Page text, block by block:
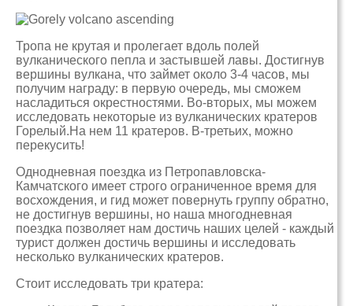
Тропа не крутая и пролегает вдоль полей
вулканического пепла и застывшей лавы. Достигнув
вершины вулкана, что займет около 3-4 часов, мы
получим награду: в первую очередь, мы сможем
насладиться окрестностями. Во-вторых, мы можем
исследовать некоторые из вулканических кратеров
Горелый.На нем 11 кратеров. В-третьих, можно
перекусить!
Однодневная поездка из Петропавловска-
Камчатского имеет строго ограниченное время для
восхождения, и гид может повернуть группу обратно,
не достигнув вершины, но наша многодневная
поездка позволяет нам достичь наших целей - каждый
турист должен достичь вершины и исследовать
несколько вулканических кратеров.
Стоит исследовать три кратера: